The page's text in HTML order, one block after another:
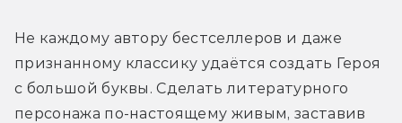
Не каждому автору бестселлеров и даже
признанному классику удаётся создать Героя
с большой буквы. Сделать литературного
персонажа по‑настоящему живым, заставив